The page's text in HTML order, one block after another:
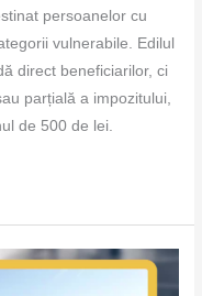
persoanelor cu
vulnerabile. Edilul
direct beneficiarilor, ci
parțială a impozitului,
de 500 de lei.